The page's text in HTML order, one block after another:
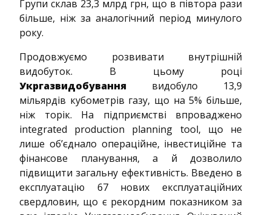
Групи склав 23,3 млрд грн, що в півтора рази
більше, ніж за аналогічний період минулого
року.
Продовжуємо розвивати внутрішній
видобуток. В цьому році
Укргазвидобування видобуло 13,9
мільярдів кубометрів газу, що на 5% більше,
ніж торік. На підприємстві впроваджено
integrated production planning tool, що не
лише об’єднало операційне, інвестиційне та
фінансове планування, а й дозволило
підвищити загальну ефективність. Введено в
експлуатацію 67 нових експлуатаційних
свердловин, що є рекордним показником за